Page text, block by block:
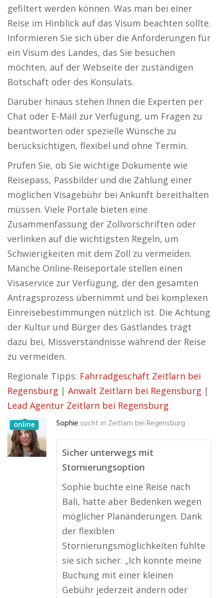
gefiltert werden können. Was man bei einer
Reise im Hinblick auf das Visum beachten sollte.
Informieren Sie sich über die Anforderungen für
ein Visum des Landes, das Sie besuchen
möchten, auf der Webseite der zuständigen
Botschaft oder des Konsulats.
Darüber hinaus stehen Ihnen die Experten per
Chat oder E-Mail zur Verfügung, um Fragen zu
beantworten oder spezielle Wünsche zu
berücksichtigen, flexibel und ohne Termin.
Prüfen Sie, ob Sie wichtige Dokumente wie
Reisepass, Passbilder und die Zahlung einer
möglichen Visagebühr bei Ankunft bereithalten
müssen. Viele Portale bieten eine
Zusammenfassung der Zollvorschriften oder
verlinken auf die wichtigsten Regeln, um
Schwierigkeiten mit dem Zoll zu vermeiden.
Manche Online-Reiseportale stellen einen
Visaservice zur Verfügung, der den gesamten
Antragsprozess übernimmt und bei komplexen
Einreisebestimmungen nützlich ist. Die Achtung
der Kultur und Bürger des Gastlandes trägt
dazu bei, Missverständnisse während der Reise
zu vermeiden.
Regionale Tipps: Fahrradgeschäft Zeitlarn bei
Regensburg | Anwalt Zeitlarn bei Regensburg |
Lead Agentur Zeitlarn bei Regensburg
online Sophie sucht in Zeitlarn bei Regensburg
Sicher unterwegs mit
Stornierungsoption
Sophie buchte eine Reise nach
Bali, hatte aber Bedenken wegen
möglicher Planänderungen. Dank
der flexiblen
Stornierungsmöglichkeiten fühlte
sie sich sicher. „Ich konnte meine
Buchung mit einer kleinen
Gebühr jederzeit ändern oder